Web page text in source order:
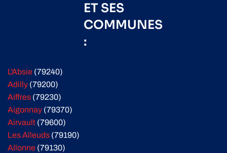
ET SES
COMMUNES
:
L'Absie (79240)
Adilly (79200)
Aiffres (79230)
Aigonnay (79370)
Airvault (79600)
Les Alleuds (79190)
Allonne (79130)